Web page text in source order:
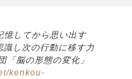
憶してから思い出す
し次の行動に移す力
脳の形態の変化」
kenkou-